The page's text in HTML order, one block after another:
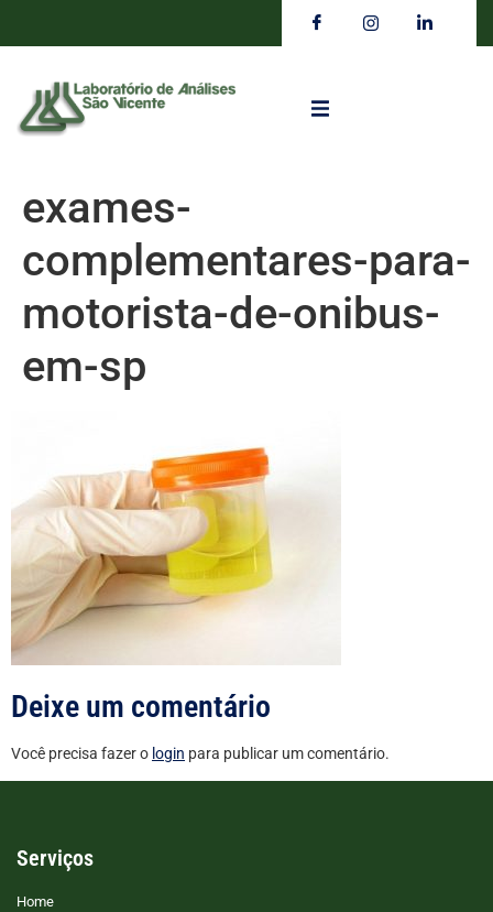
exames-
complementares-para-
motorista-de-onibus-
em-sp
Deixe um comentário
Você precisa fazer o login para publicar um comentário.
Serviços
Home